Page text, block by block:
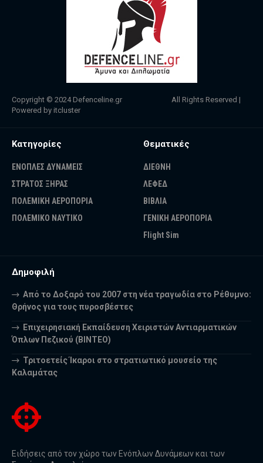
Copyright © 2024 Defenceline.gr All Rights Reserved |
Powered by itcluster
Κατηγορίες
ΕΝΟΠΛΕΣ ΔΥΝΑΜΕΙΣ
ΣΤΡΑΤΟΣ ΞΗΡΑΣ
ΠΟΛΕΜΙΚΗ ΑΕΡΟΠΟΡΙΑ
ΠΟΛΕΜΙΚΟ ΝΑΥΤΙΚΟ
Θεματικές
ΔΙΕΘΝΗ
ΛΕΦΕΔ
ΒΙΒΛΙΑ
ΓΕΝΙΚΗ ΑΕΡΟΠΟΡΙΑ
Flight Sim
Δημοφιλή
Από το Δοξαρό του 2007 στη νέα τραγωδία στο Ρέθυμνο:
Θρήνος για τους πυροσβέστες
Επιχειρησιακή Εκπαίδευση Χειριστών Αντιαρματικών
Όπλων Πεζικού (ΒΙΝΤΕΟ)
Τριτοετείς Ίκαροι στο στρατιωτικό μουσείο της
Καλαμάτας
Ειδήσεις από τον χώρο των Ενόπλων Δυνάμεων και των